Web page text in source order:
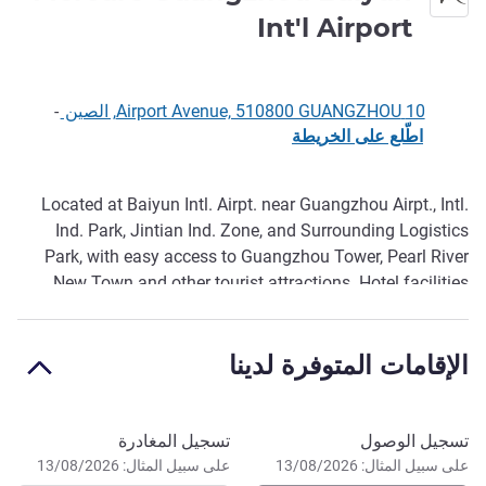
Int'l Airport
10 Airport Avenue, 510800 GUANGZHOU, الصين
-
اطّلع على الخريطة
الوصف
Located at Baiyun Intl. Airpt. near Guangzhou Airpt., Intl.
Ind. Park, Jintian Ind. Zone, and Surrounding Logistics
Park, with easy access to Guangzhou Tower, Pearl River
New Town and other tourist attractions. Hotel facilities
and are committed to providing you with excellent service.
الإقامات المتوفرة لدينا
احجز في هذا الفندق
تسجيل الوصول
على سبيل المثال: 13/08/2026
تسجيل المغادرة
على سبيل المثال: 13/08/2026